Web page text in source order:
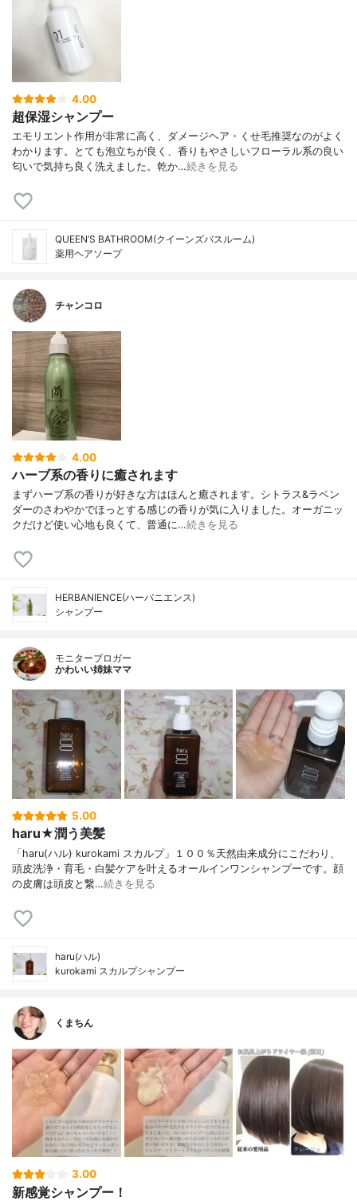
4.00
超保湿シャンプー
エモリエント作用が非常に高く、ダメージヘア・くせ毛推奨なのがよく
わかります。とても泡立ちが良く、香りもやさしいフローラル系の良い
匂いで気持ち良く洗えました。乾か…続きを見る
QUEEN’S BATHROOM(クイーンズバスルーム)
薬用ヘアソープ
チャンコロ
4.00
ハーブ系の香りに癒されます
まずハーブ系の香りが好きな方はほんと癒されます。シトラス&ラベン
ダーのさわやかでほっとする感じの香りが気に入りました。オーガニッ
クだけど使い心地も良くて、普通に…続きを見る
HERBANIENCE(ハーバニエンス)
シャンプー
モニターブロガー
かわいい姉妹ママ
5.00
haru★潤う美髪
「haru(ハル) kurokami スカルプ」１００％天然由来成分にこだわり、
頭皮洗浄・育毛・白髪ケアを叶えるオールインワンシャンプーです。顔
の皮膚は頭皮と繋…続きを見る
haru(ハル)
kurokami スカルプシャンプー
くまちん
3.00
新感覚シャンプー！